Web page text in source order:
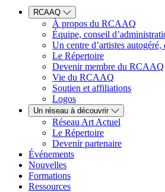
RCAAQ
À propos du RCAAQ
Équipe, conseil
Un centre d’artistes autogéré,
Le Répertoire
Devenir membre du RCAAQ
Vie du RCAAQ
Soutien et affiliations
Logos
Un réseau à découvrir
Réseau Art Actuel
Le Répertoire
Devenir partenaire
Événements
Nouvelles
Formations
Ressources